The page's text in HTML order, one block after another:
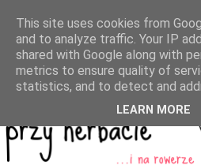
This site uses cookies from
and to analyze traffic. Your IP
shared with Google along with
metrics to ensure quality of
statistics, and to detect and
LEARN MORE